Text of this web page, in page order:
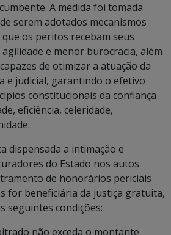
A medida foi tomada
serem adotados mecanismos
os peritos recebam seus
e menor burocracia, além
de otimizar a atuação da
e judicial, garantindo o efetivo
constitucionais da confiança
eficiência, celeridade,
dispensada a intimação e
do Estado nos autos
de honorários periciais
for beneficiária da justiça gratuita,
seguintes condições:
não exceda o montante